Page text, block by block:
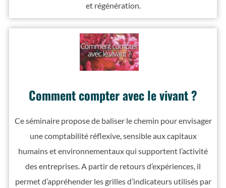
et régénération.
Comment compter avec le vivant ?
Ce séminaire propose de baliser le chemin pour envisager
une comptabilité réflexive, sensible aux capitaux
humains et environnementaux qui supportent l’activité
des entreprises. A partir de retours d’expériences, il
permet d’appréhender les grilles d’indicateurs utilisés par